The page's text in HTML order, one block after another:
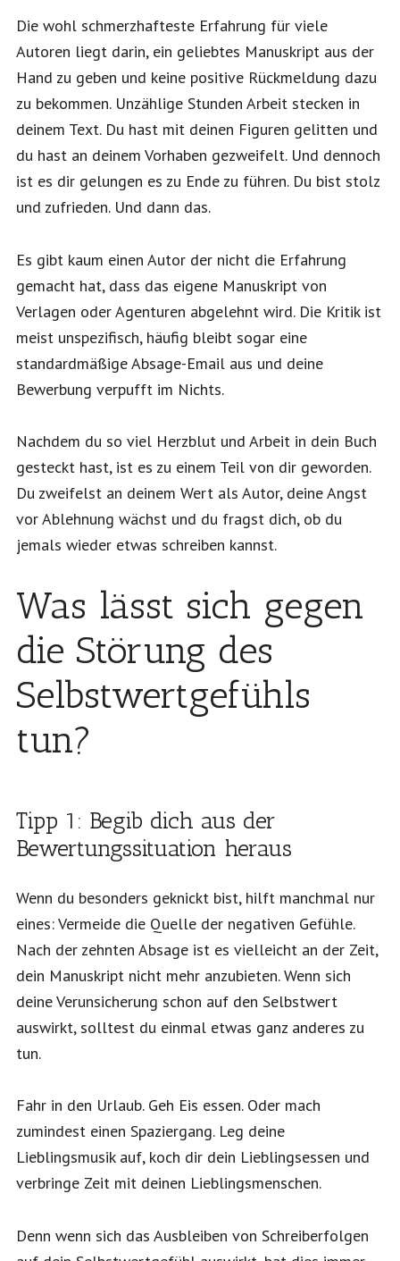
Die wohl schmerzhafteste Erfahrung für viele
Autoren liegt darin, ein geliebtes Manuskript aus der
Hand zu geben und keine positive Rückmeldung dazu
zu bekommen. Unzählige Stunden Arbeit stecken in
deinem Text. Du hast mit deinen Figuren gelitten und
du hast an deinem Vorhaben gezweifelt. Und dennoch
ist es dir gelungen es zu Ende zu führen. Du bist stolz
und zufrieden. Und dann das.
Es gibt kaum einen Autor der nicht die Erfahrung
gemacht hat, dass das eigene Manuskript von
Verlagen oder Agenturen abgelehnt wird. Die Kritik ist
meist unspezifisch, häufig bleibt sogar eine
standardmäßige Absage-Email aus und deine
Bewerbung verpufft im Nichts.
Nachdem du so viel Herzblut und Arbeit in dein Buch
gesteckt hast, ist es zu einem Teil von dir geworden.
Du zweifelst an deinem Wert als Autor, deine Angst
vor Ablehnung wächst und du fragst dich, ob du
jemals wieder etwas schreiben kannst.
Was lässt sich gegen
die Störung des
Selbstwertgefühls
tun?
Tipp 1: Begib dich aus der
Bewertungssituation heraus
Wenn du besonders geknickt bist, hilft manchmal nur
eines: Vermeide die Quelle der negativen Gefühle.
Nach der zehnten Absage ist es vielleicht an der Zeit,
dein Manuskript nicht mehr anzubieten. Wenn sich
deine Verunsicherung schon auf den Selbstwert
auswirkt, solltest du einmal etwas ganz anderes zu
tun.
Fahr in den Urlaub. Geh Eis essen. Oder mach
zumindest einen Spaziergang. Leg deine
Lieblingsmusik auf, koch dir dein Lieblingsessen und
verbringe Zeit mit deinen Lieblingsmenschen.
Denn wenn sich das Ausbleiben von Schreiberfolgen